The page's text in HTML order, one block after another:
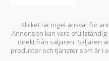
Klicket tar inget ansvar för
Annonsen kan vara
direkt från säljaren. Säljaren
produkter och tjänster som är i